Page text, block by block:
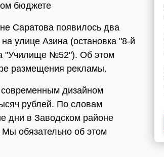
бюджете
Саратова появилось два
улице Азина (остановка "8-й
"Училище №52"). Об этом
размещения рекламы.
дизайном
рублей. По словам
дни в Заводском районе
Мы обязательно об этом